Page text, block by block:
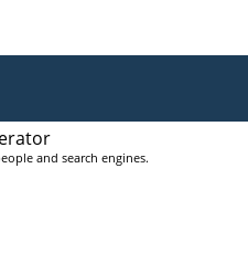
and search engines.